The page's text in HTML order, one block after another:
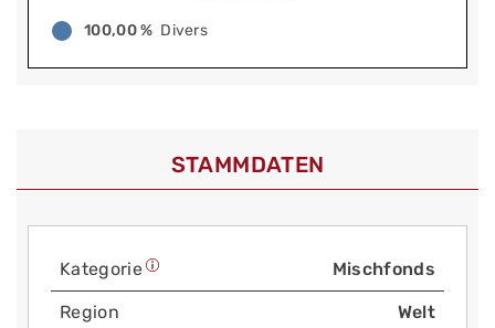
100,00 % Divers
STAMMDATEN
Kategorie Mischfonds
Region Welt